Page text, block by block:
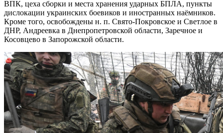
ВПК, цеха сборки и места хранения ударных БПЛА, пункты
дислокации украинских боевиков и иностранных наёмников.
Кроме того, освобождены н. п. Свято-Покровское и Светлое в
ДНР, Андреевка в Днепропетровской области, Заречное и
Косовцево в Запорожской области.